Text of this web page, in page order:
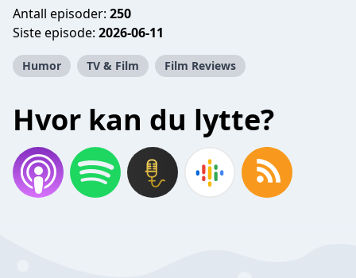
Antall episoder: 250
Siste episode: 2026-06-11
Humor TV & Film Film Reviews
Hvor kan du lytte?